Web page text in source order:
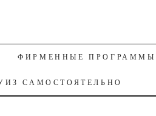
ФИРМЕННЫЕ ПРОГРАММЫ
САМОСТОЯТЕЛЬНО